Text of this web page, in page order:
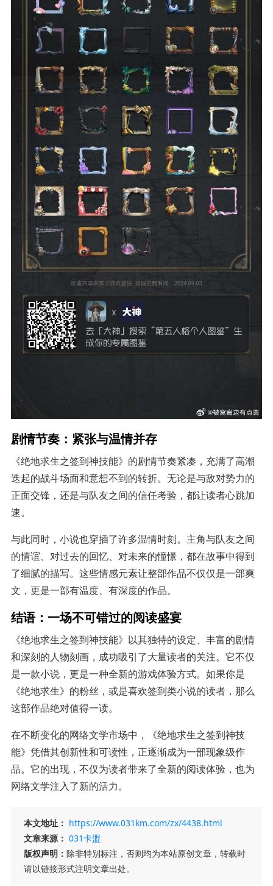
剧情节奏：紧张与温情并存
《绝地求生之签到神技能》的剧情节奏紧凑，充满了高潮
迭起的战斗场面和意想不到的转折。无论是与敌对势力的
正面交锋，还是与队友之间的信任考验，都让读者心跳加
速。
与此同时，小说也穿插了许多温情时刻。主角与队友之间
的情谊、对过去的回忆、对未来的憧憬，都在故事中得到
了细腻的描写。这些情感元素让整部作品不仅仅是一部爽
文，更是一部有温度、有深度的作品。
结语：一场不可错过的阅读盛宴
《绝地求生之签到神技能》以其独特的设定、丰富的剧情
和深刻的人物刻画，成功吸引了大量读者的关注。它不仅
是一款小说，更是一种全新的游戏体验方式。如果你是
《绝地求生》的粉丝，或是喜欢签到类小说的读者，那么
这部作品绝对值得一读。
在不断变化的网络文学市场中，《绝地求生之签到神技
能》凭借其创新性和可读性，正逐渐成为一部现象级作
品。它的出现，不仅为读者带来了全新的阅读体验，也为
网络文学注入了新的活力。
本文地址： https://www.031km.com/zx/4438.html
文章来源： 031卡盟
版权声明： 除非特别标注，否则均为本站原创文章，转载时
请以链接形式注明文章出处。